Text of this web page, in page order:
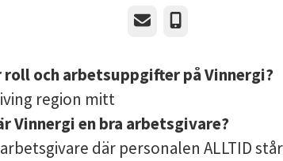
E-post Telefon
roll och arbetsuppgifter på Vinnergi?
region mitt
Vinnergi en bra arbetsgivare?
där personalen ALLTID